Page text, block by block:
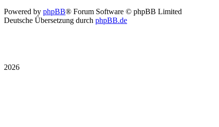
Powered by phpBB® Forum Software © phpBB Limited
Deutsche Übersetzung durch phpBB.de
2026